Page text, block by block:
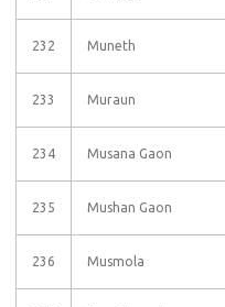
232 Muneth
233 Muraun
234 Musana Gaon
235 Mushan Gaon
236 Musmola